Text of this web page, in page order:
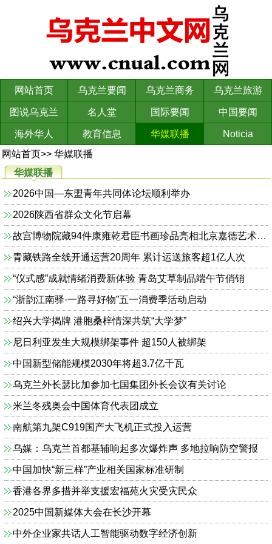
网站首页 乌克兰要闻 乌克兰商务 乌克兰旅游
图说乌克兰 名人堂 国际要闻 中国要闻
海外华人 教育信息 华媒联播
Noticia
网站首页>> 华媒联播
华媒联播
2026中国—东盟青年共同体论坛顺利举办
2026陕西省群众文化节启幕
故宫博物院藏94件康雍乾君臣书画珍品亮相北京嘉德艺术中心
青藏铁路全线开通运营20周年 累计运送旅客超1亿人次
“仪式感”成就情绪消费新体验 青岛艾草制品端午节俏销
“浙韵江南驿·一路寻好物”五一消费季活动启动
绍兴大学揭牌 港胞桑梓情深共筑“大学梦”
尼日利亚发生大规模绑架事件 超150人被绑架
中国新型储能规模2030年将超3.7亿千瓦
乌克兰外长瑟比加参加七国集团外长会议有关讨论
米兰冬残奥会中国体育代表团成立
南航第九架C919国产大飞机正式投入运营
乌媒：乌克兰首都基辅响起多次爆炸声 多地拉响防空警报
中国加快“新三样”产业相关国家标准研制
香港各界多措并举支援宏福苑火灾受灾民众
2025中国新媒体大会在长沙开幕
中外企业家共话人工智能驱动数字经济创新